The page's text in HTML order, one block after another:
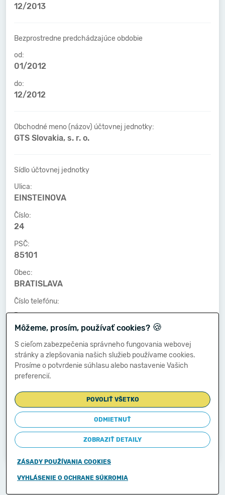
12/2013
Bezprostredne predchádzajúce obdobie
od:
01/2012
do:
12/2012
Obchodné meno (názov) účtovnej jednotky:
GTS Slovakia, s. r. o.
Sídlo účtovnej jednotky
Ulica:
EINSTEINOVA
Číslo:
24
PSČ:
85101
Obec:
BRATISLAVA
Číslo telefónu:
-
Číslo faxu:
-
E-mailová adresa:
-
Zostavená dňa:
31.03.2014
Schválená dňa:
-
Môžeme, prosím, používať cookies? 🍪
S cieľom zabezpečenia správneho fungovania webovej
stránky a zlepšovania našich služieb používame cookies.
Prosíme o potvrdenie súhlasu alebo nastavenie Vašich
preferencií.
POVOLIŤ VŠETKO
ODMIETNUŤ
ZOBRAZIŤ DETAILY
ZÁSADY POUŽÍVANIA COOKIES
VYHLÁSENIE O OCHRANE SÚKROMIA
Copyright © 2011-2026